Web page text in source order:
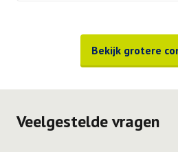
Bekijk grotere
Veelgestelde vragen